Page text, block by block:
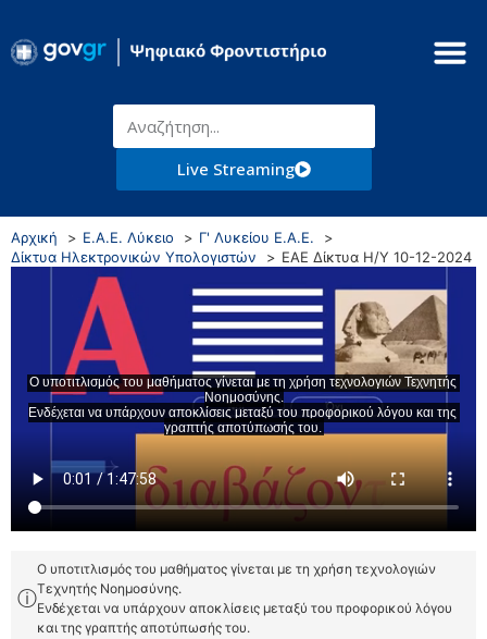
Live Streaming
Αρχική Ε.Α.Ε. Λύκειο
Γ' Λυκείου Ε.Α.Ε.
Δίκτυα Ηλεκτρονικών Υπολογιστών
ΕΑΕ Δίκτυα Η/Υ 10-12-2024
ⓘ
Ο υποτιτλισμός του μαθήματος γίνεται με τη χρήση τεχνολογιών
Τεχνητής Νοημοσύνης.
Ενδέχεται να υπάρχουν αποκλίσεις μεταξύ του προφορικού λόγου
και της γραπτής αποτύπωσής του.